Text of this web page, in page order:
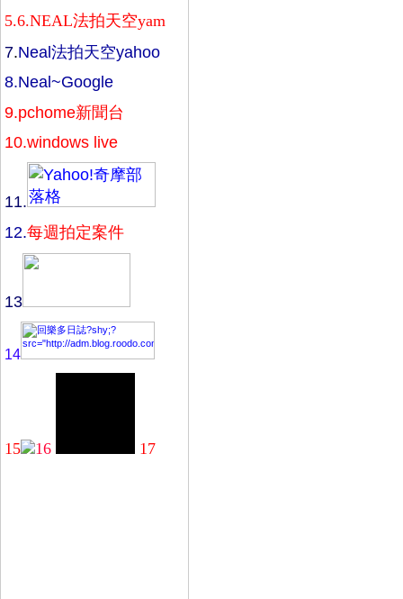
5.6.NEAL法拍天空yam
7.Neal法拍天空yahoo
8.Neal~Google
9.pchome新聞台
10.windows live
11.
12.每週拍定案件
13
14
15 16 17